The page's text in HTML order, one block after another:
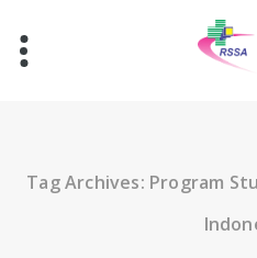
content
Tag Archives: Program